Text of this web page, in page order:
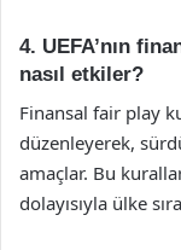
4. UEFA’nın
nasıl etkiler?
Finansal fair play
düzenleyerek,
amaçlar. Bu
dolayısıyla ülke